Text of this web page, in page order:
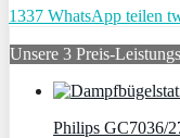
1337 WhatsApp teilen
Unsere 3 Preis-
Philips GC7036/